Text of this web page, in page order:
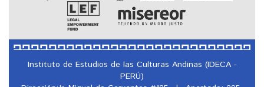
Instituto de Estudios de las Culturas Andinas (IDECA -
PERÚ)